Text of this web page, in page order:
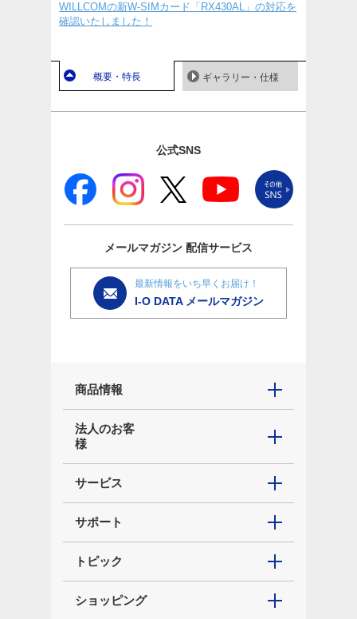
WILLCOMの新W-SIMカード「RX430AL」の対応を
確認いたしました！
概要・特長 ギャラリー・仕様
公式SNS
メールマガジン 配信サービス
最新情報をいち早くお届け！
I-O DATA メールマガジン
商品情報
法人のお客
様
サービス
サポート
トピック
ショッピング